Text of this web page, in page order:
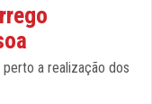
a realização dos